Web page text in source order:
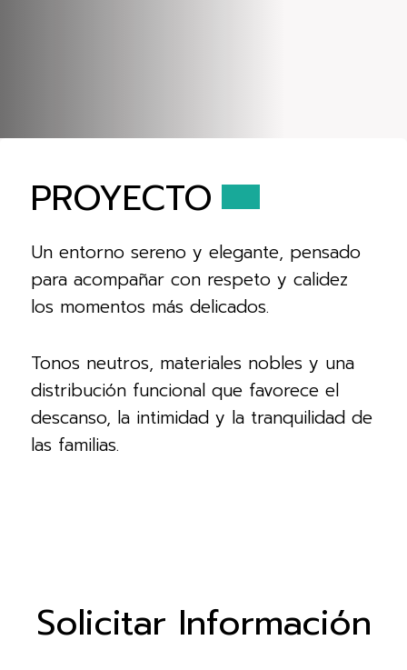
PROYECTO
Un entorno sereno y elegante, pensado
para acompañar con respeto y calidez
los momentos más delicados.
Tonos neutros, materiales nobles y una
distribución funcional que favorece el
descanso, la intimidad y la tranquilidad de
las familias.
Solicitar Información